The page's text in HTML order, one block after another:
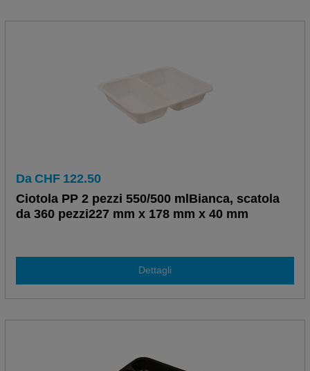
Da CHF 122.50
Ciotola PP 2 pezzi 550/500 mlBianca, scatola
da 360 pezzi227 mm x 178 mm x 40 mm
Dettagli